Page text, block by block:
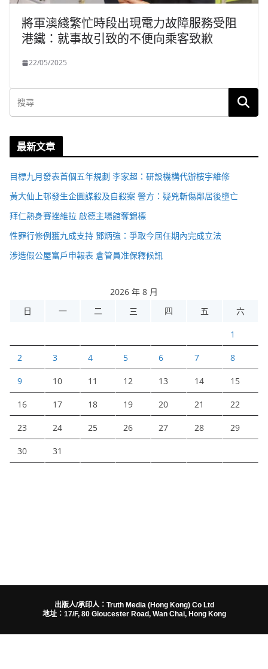
將軍澳綫繁忙時段出現電力故障服務受阻
港鐵：就事故引致的不便向乘客致歉
22/05/2025
最新文章
目標九月發表首個五年規劃 李家超：研設機構代辦樓宇維修
黃大仙上邨發生企圖謀殺及自殺案 警方：疑兇斬傷鄰居後墮亡
拜仁熱身賽挫維拉 啟德主場館奪錦標
性罪行修例獲九成支持 鄧炳強：爭取今屆任期內完成立法
涉造假公屋富戶申報表 倉管員准保釋候訊
2026 年 8 月
日
一 二 三 四 五 六
1
2 3 4 5 6 7 8
9 10 11 12 13 14 15
16 17 18 19 20 21 22
23 24 25 26 27 28 29
30 31
出版人/承印人：Truth Media (Hong Kong) Co Ltd
地址：17/F, 80 Gloucester Road, Wan Chai, Hong Kong